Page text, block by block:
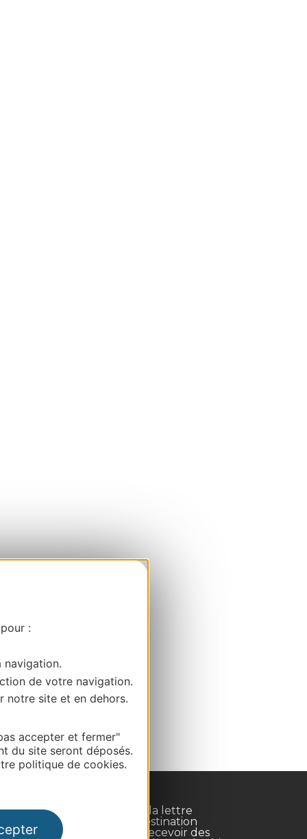
:
navigation.
de votre navigation.
notre site et en dehors.
accepter et fermer"
du site seront déposés.
politique de cookies.
Inscrivez-vous à la lettre
d'information Destination
Occitanie pour recevoir des